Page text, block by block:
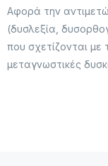
Αφορά την
(δυσλεξία,
που σχετίζονται με
μεταγνωστικές